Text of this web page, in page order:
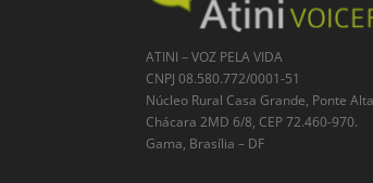
ATINI – VOZ PELA VIDA
CNPJ 08.580.772/0001-51
Núcleo Rural Casa Grande, Ponte
Chácara 2MD 6/8, CEP 72.460-970.
Gama, Brasília – DF